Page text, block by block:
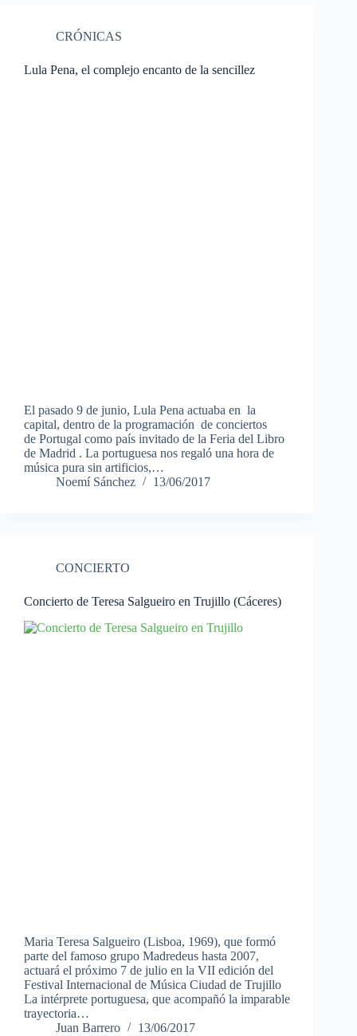
CRÓNICAS
Lula Pena, el complejo encanto de la sencillez
El pasado 9 de junio, Lula Pena actuaba en la
capital, dentro de la programación de conciertos
de Portugal como país invitado de la Feria del Libro
de Madrid . La portuguesa nos regaló una hora de
música pura sin artificios,…
Noemí Sánchez
13/06/2017
CONCIERTO
Concierto de Teresa Salgueiro en Trujillo (Cáceres)
Maria Teresa Salgueiro (Lisboa, 1969), que formó
parte del famoso grupo Madredeus hasta 2007,
actuará el próximo 7 de julio en la VII edición del
Festival Internacional de Música Ciudad de Trujillo
La intérprete portuguesa, que acompañó la imparable
trayectoria…
Juan Barrero
13/06/2017